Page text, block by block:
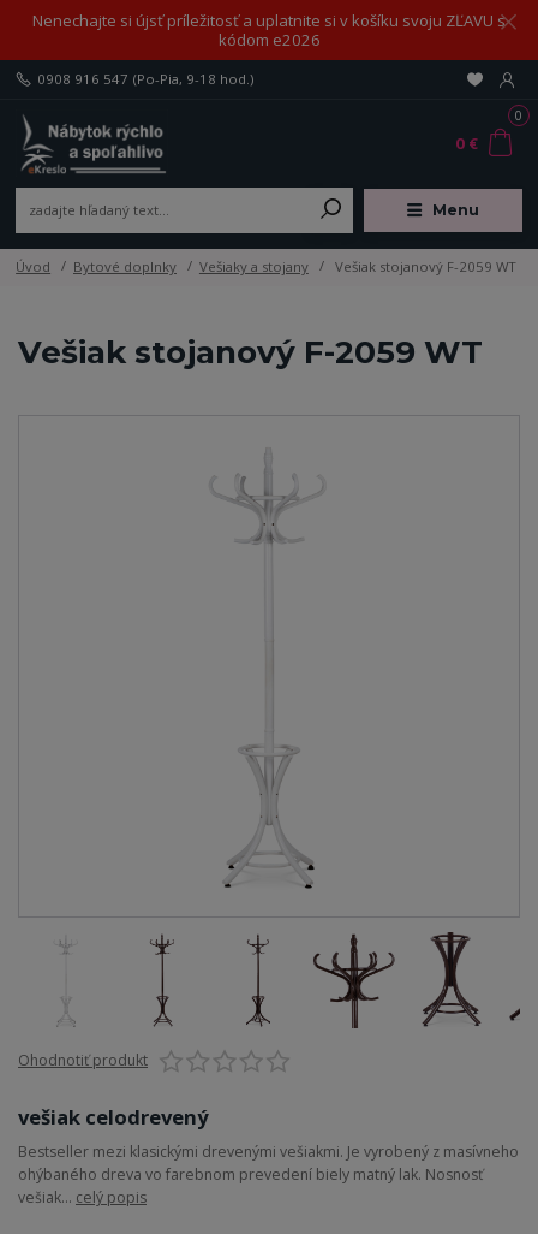
Nenechajte si újsť príležitosť a uplatnite si v košíku svoju ZĽAVU s
kódom e2026
Menu
0908 916 547 (Po-Pia, 9-18 hod.)
0
0 €
Úvod Bytové doplnky Vešiaky a stojany Vešiak stojanový F-2059 WT
Vešiak stojanový F-2059 WT
Ohodnotiť produkt
vešiak celodrevený
Bestseller mezi klasickými drevenými vešiakmi. Je vyrobený z masívneho
ohýbaného dreva vo farebnom prevedení biely matný lak. Nosnosť
vešiak... celý popis